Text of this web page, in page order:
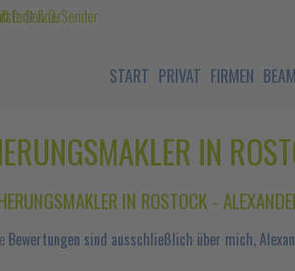
START PRIVAT FIRMEN
IN
IN ROSTOCK -
Bewertungen sind ausschließlich über mich,